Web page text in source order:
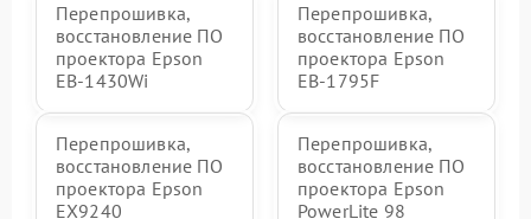
Перепрошивка,
восстановление ПО
проектора Epson
EB-1430Wi
Перепрошивка,
восстановление ПО
проектора Epson
EB-1795F
Перепрошивка,
восстановление ПО
проектора Epson
EX9240
Перепрошивка,
восстановление ПО
проектора Epson
PowerLite 98